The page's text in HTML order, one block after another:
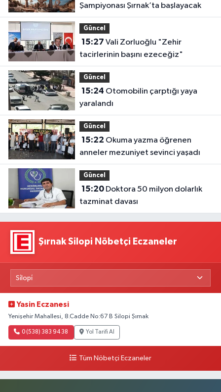
Şampiyonası Şırnak’ta başlayacak
Güncel
15:27
tacirlerinin başını ezeceğiz"
Güncel
15:24
yaralandı
Güncel
15:22
anneler mezuniyet sevinci yaşadı
Güncel
15:20Doktora 50 milyon dolarlık
tazminat davası
Şırnak Silopi Nöbetçi Eczaneler
Yasin Eczanesi
Yenişehir Mahallesi, 8.Cadde No:67 B Silopi Şırnak
0 (538) 383 94 38 Yol Tarifi Al
Tüm Nöbetçi Eczaneler